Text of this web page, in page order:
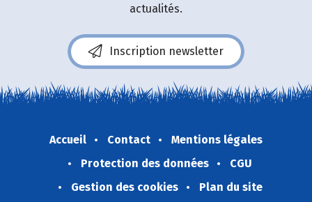
actualités.
Inscription newsletter
Accueil Contact
Mentions légales
Protection des données
CGU
Gestion des cookies
Plan du site